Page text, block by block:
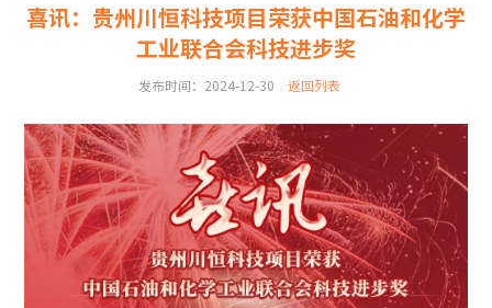
喜讯：贵州川恒科技项目荣获中国石油和化学
工业联合会科技进步奖
发布时间：2024-12-30 返回列表